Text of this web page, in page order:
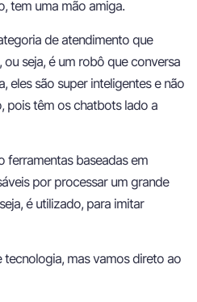
tem uma mão amiga.
de atendimento que
, ou seja, é um robô que conversa
eles são super inteligentes e não
pois têm os chatbots lado a
ferramentas baseadas em
por processar um grande
é utilizado, para imitar
mas vamos direto ao